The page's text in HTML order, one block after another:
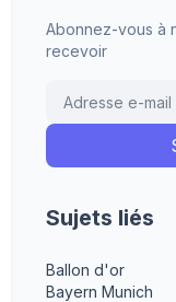
Abonnez-vous à
recevoir
Sujets liés
Ballon d'or
Bayern Munich